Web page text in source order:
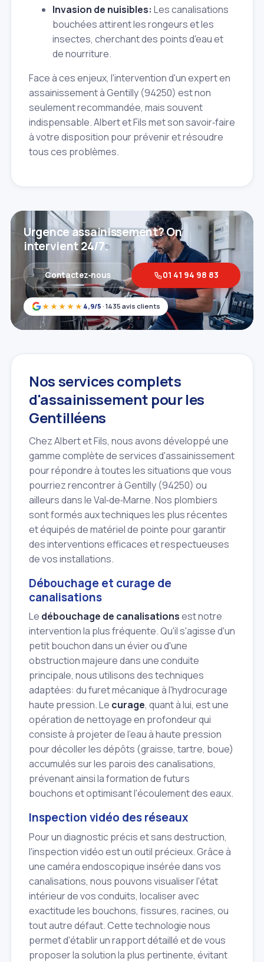
Invasion de nuisibles: Les canalisations
bouchées attirent les rongeurs et les
insectes, cherchant des points d'eau et
de nourriture.
Face à ces enjeux, l'intervention d'un expert en
assainissement à Gentilly (94250) est non
seulement recommandée, mais souvent
indispensable. Albert et Fils met son savoir‑faire
à votre disposition pour prévenir et résoudre
tous ces problèmes.
★★★★★ 4,9/5 · 1435 avis clients
Urgence assainissement? On
intervient 24/7.
Contactez‑nous 01 41 94 98 83
Nos services complets
d'assainissement pour les
Gentilléens
Chez Albert et Fils, nous avons développé une
gamme complète de services d'assainissement
pour répondre à toutes les situations que vous
pourriez rencontrer à Gentilly (94250) ou
ailleurs dans le Val‑de‑Marne. Nos plombiers
sont formés aux techniques les plus récentes
et équipés de matériel de pointe pour garantir
des interventions efficaces et respectueuses
de vos installations.
Débouchage et curage de
canalisations
Le débouchage de canalisationsest notre
intervention la plus fréquente. Qu'il s'agisse d'un
petit bouchon dans un évier ou d'une
obstruction majeure dans une conduite
principale, nous utilisons des techniques
adaptées: du furet mécanique à l'hydrocurage
haute pression. Le curage, quant à lui, est une
opération de nettoyage en profondeur qui
consiste à projeter de l'eau à haute pression
pour décoller les dépôts (graisse, tartre, boue)
accumulés sur les parois des canalisations,
prévenant ainsi la formation de futurs
bouchons et optimisant l'écoulement des eaux.
Inspection vidéo des réseaux
Pour un diagnostic précis et sans destruction,
l'inspection vidéo est un outil précieux. Grâce à
une caméra endoscopique insérée dans vos
canalisations, nous pouvons visualiser l'état
intérieur de vos conduits, localiser avec
exactitude les bouchons, fissures, racines, ou
tout autre défaut. Cette technologie nous
permet d'établir un rapport détaillé et de vous
proposer la solution la plus pertinente, évitant